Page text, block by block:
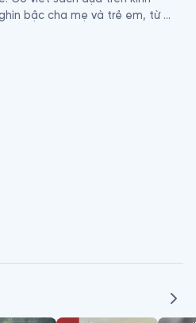
bậc cha mẹ và trẻ em, từ
bà mẹ bình thường.